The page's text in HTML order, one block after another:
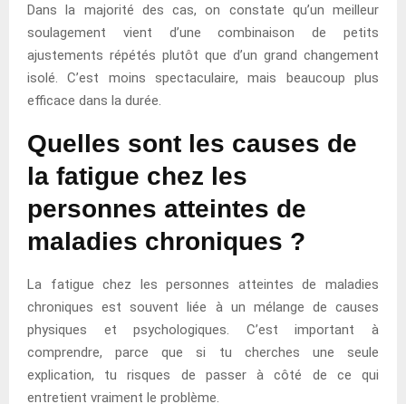
Dans la majorité des cas, on constate qu’un meilleur
soulagement vient d’une combinaison de petits
ajustements répétés plutôt que d’un grand changement
isolé. C’est moins spectaculaire, mais beaucoup plus
efficace dans la durée.
Quelles sont les causes de
la fatigue chez les
personnes atteintes de
maladies chroniques ?
La fatigue chez les personnes atteintes de maladies
chroniques est souvent liée à un mélange de causes
physiques et psychologiques. C’est important à
comprendre, parce que si tu cherches une seule
explication, tu risques de passer à côté de ce qui
entretient vraiment le problème.